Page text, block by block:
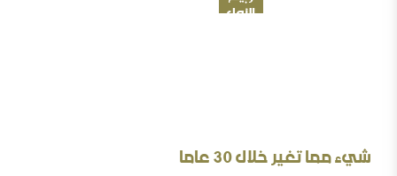
الأول
شيء مما تغير خلال 30 عاما